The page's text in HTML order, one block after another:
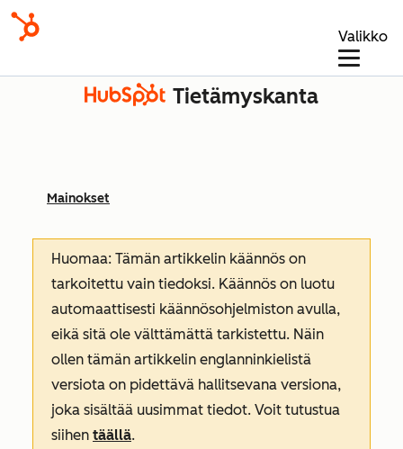
Valikko
Tietämyskanta
Mainokset
Huomaa: Tämän artikkelin käännös on
tarkoitettu vain tiedoksi. Käännös on luotu
automaattisesti käännösohjelmiston avulla,
eikä sitä ole välttämättä tarkistettu. Näin
ollen tämän artikkelin englanninkielistä
versiota on pidettävä hallitsevana versiona,
joka sisältää uusimmat tiedot. Voit tutustua
siihen täällä.